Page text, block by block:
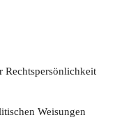
Rechtspersönlichkeit
Weisungen